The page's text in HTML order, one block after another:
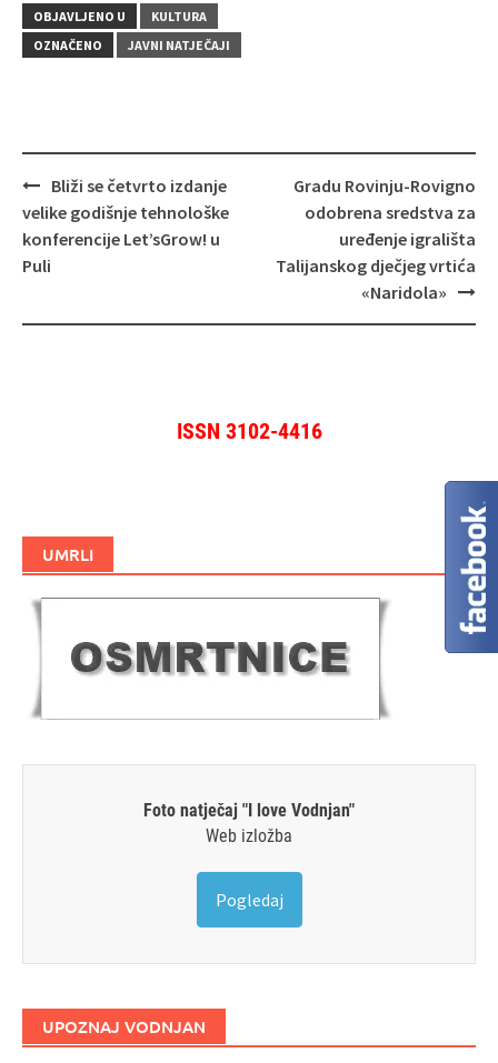
OBJAVLJENO U
KULTURA
OZNAČENO
JAVNI NATJEČAJI
Navigacija
objava
Bliži se četvrto izdanje
velike godišnje tehnološke
konferencije Let’sGrow! u
Puli
Gradu Rovinju-Rovigno
odobrena sredstva za
uređenje igrališta
Talijanskog dječjeg vrtića
«Naridola»
ISSN 3102-4416
UMRLI
Foto natječaj "I love Vodnjan"
Web izložba
Pogledaj
UPOZNAJ VODNJAN